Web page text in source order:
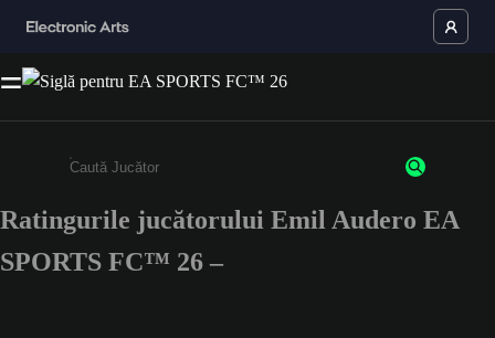
Enter a minimum of 3 characters or numbers
Ratingurile jucătorului Emil Audero EA
SPORTS FC™ 26 –